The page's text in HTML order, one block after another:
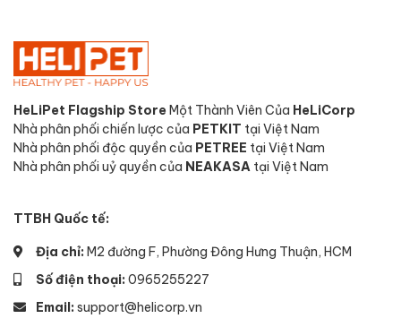
HeLiPet Flagship StoreMột Thành Viên Của HeLiCorp
Nhà phân phối chiến lược của PETKIT tại Việt Nam
Nhà phân phối độc quyền của PETREE tại Việt Nam
Nhà phân phối uỷ quyền của NEAKASA tại Việt Nam
TTBH Quốc tế:
Địa chỉ: M2 đường F, Phường Đông Hưng Thuận, HCM
Số điện thoại: 0965255227
Email: support@helicorp.vn